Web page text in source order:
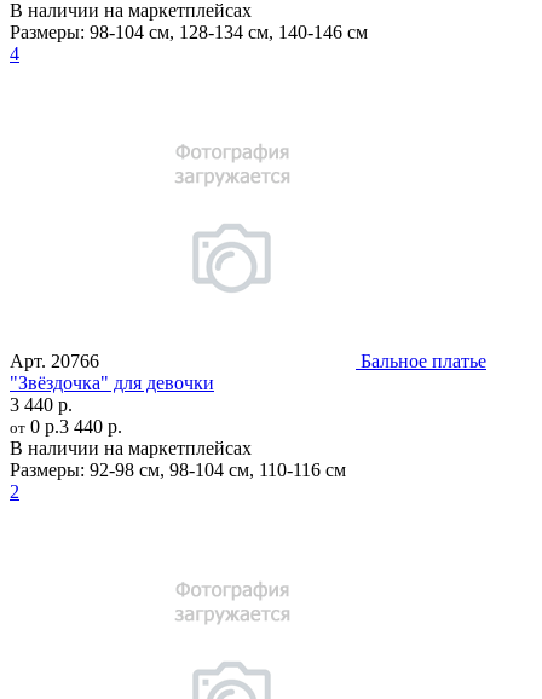
В наличии на маркетплейсах
Размеры: 98-104 см, 128-134 см, 140-146 см
4
Арт. 20766
Бальное платье
"Звёздочка" для девочки
3 440 р.
от 0 р.3 440 р.
В наличии на маркетплейсах
Размеры: 92-98 см, 98-104 см, 110-116 см
2